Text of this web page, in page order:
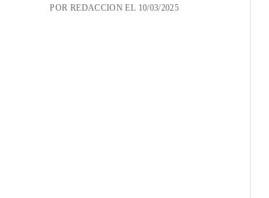
POR REDACCION EL 10/03/2025